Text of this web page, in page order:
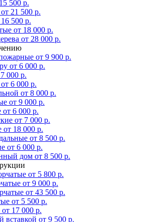
500 р.
от 21 500 р.
500 р.
от 18 000 р.
от 28 000 р.
от 9 900 р.
от 6 000 р.
000 р.
от 6 000 р.
от 8 000 р.
от 9 000 р.
от 6 000 р.
от 7 000 р.
от 18 000 р.
от 8 500 р.
от 6 000 р.
дом от 8 500 р.
от 5 800 р.
от 9 000 р.
от 43 500 р.
от 5 500 р.
от 17 000 р.
вставкой от 9 500 р.